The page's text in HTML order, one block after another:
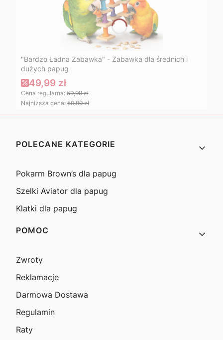
"Bardzo Ładna Zabawka" - Zabawka dla średnich i
dużych papug
49,99 zł
Cena regularna: 59,99 zł
Najniższa cena: 59,99 zł
Linki w stopce
POLECANE KATEGORIE
Pokarm Brown’s dla papug
Szelki Aviator dla papug
Klatki dla papug
POMOC
Zwroty
Reklamacje
Darmowa Dostawa
Regulamin
Raty